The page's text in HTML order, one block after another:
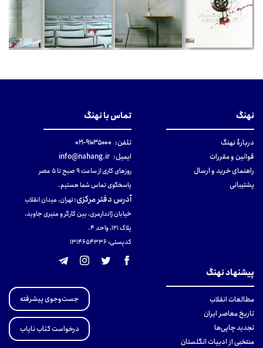
نهنگ
دربارهٔ نهنگ
قوانین و مقررات
راهنمای خرید و ارسال
پشتیبانی
تماس با نهنگ
تلفن: ۹۱۰۳۵۰۰۰-۰۲۱
ایمیل: info@nahang.ir
روزهای کاری از ساعت ۹ صبح تا ۵ عصر
پاسخگوی تماس شما هستیم.
آدرس دفتر مرکزی:تهران، میدان انقلاب
خیابان ژاندارمری، بین کارگر و منیری جاوید،
پلاک 121، واحد ۴.
کدپستی: 131465433۶
پیشنهاد نهنگ
مطالعات انقلاب
تاریخ معاصر ایران
تجدید چاپی‌ها
منتخبی از ادبیات انگلستان
جست‌وجوی پیشرفته
درخواست کتاب نایاب